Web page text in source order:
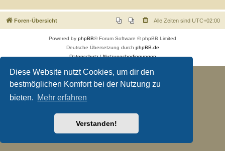
Diese Website nutzt Cookies, um dir den
bestmöglichen Komfort bei der Nutzung zu
bieten. Mehr erfahren
Verstanden!
Foren-Übersicht Alle Zeiten sind UTC+02:00
Powered by phpBB® Forum Software © phpBB Limited
Deutsche Übersetzung durch phpBB.de
Datenschutz|Nutzungsbedingungen